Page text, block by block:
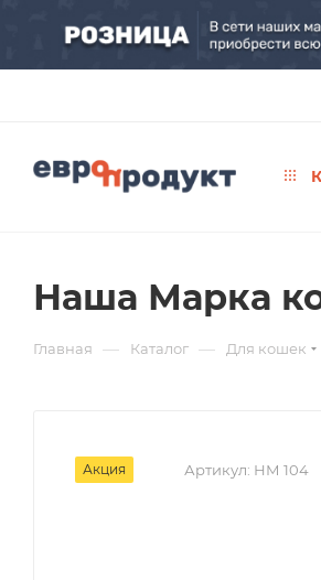
Наша Марка
Главная — Каталог — Для кошек
Акция Артикул: НМ 104